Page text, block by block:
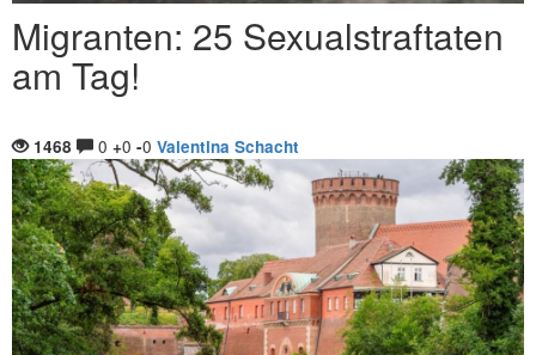
Migranten: 25 Sexualstraftaten
am Tag!
1468 0 +0 -0 Valentina Schacht